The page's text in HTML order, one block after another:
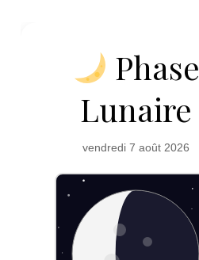
Phase
Lunaire
vendredi 7 août 2026